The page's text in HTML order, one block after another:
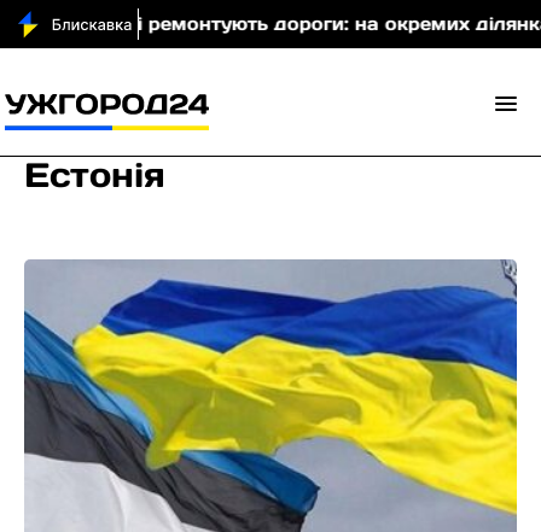
ремонтують дороги: на окремих ділянках уже
Естонія